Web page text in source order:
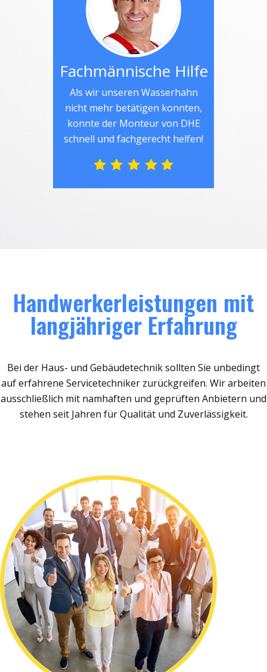
Fachmännische Hilfe
Als wir unseren Wasserhahn
nicht mehr betätigen konnten,
konnte der Monteur von DHE
schnell und fachgerecht helfen!
Handwerkerleistungen mit
langjähriger Erfahrung
Bei der Haus- und Gebäudetechnik sollten Sie unbedingt
auf erfahrene Servicetechniker zurückgreifen. Wir arbeiten
ausschließlich mit namhaften und geprüften Anbietern und
stehen seit Jahren für Qualität und Zuverlässigkeit.